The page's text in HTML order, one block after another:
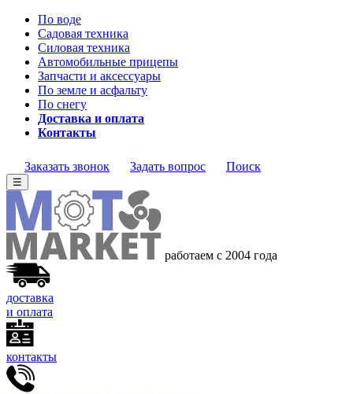
По воде
Садовая техника
Силовая техника
Автомобильные прицепы
Запчасти и аксессуары
По земле и асфальту
По снегу
Доставка и оплата
Контакты
Заказать звонок Задать вопрос Поиск
☰
работаем с 2004 года
доставка
и оплата
контакты